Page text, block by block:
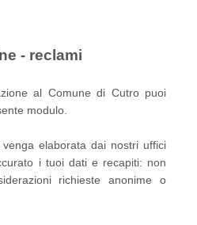
- reclami
al Comune di Cutro puoi
modulo.
elaborata dai nostri uffici
i tuoi dati e recapiti: non
richieste anonime o